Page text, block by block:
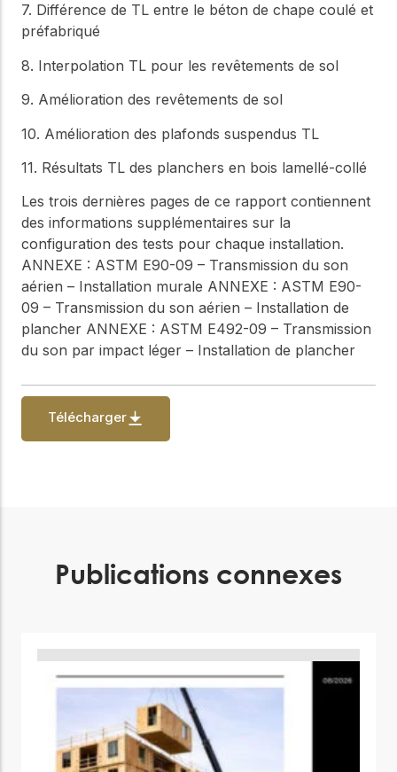
7. Différence de TL entre le béton de chape coulé et
préfabriqué
8. Interpolation TL pour les revêtements de sol
9. Amélioration des revêtements de sol
10. Amélioration des plafonds suspendus TL
11. Résultats TL des planchers en bois lamellé-collé
Les trois dernières pages de ce rapport contiennent
des informations supplémentaires sur la
configuration des tests pour chaque installation.
ANNEXE : ASTM E90-09 – Transmission du son
aérien – Installation murale ANNEXE : ASTM E90-
09 – Transmission du son aérien – Installation de
plancher ANNEXE : ASTM E492-09 – Transmission
du son par impact léger – Installation de plancher
Télécharger
Publications connexes